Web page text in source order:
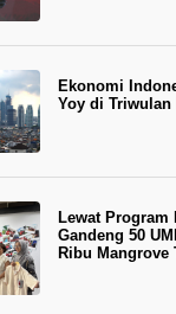
Ekonomi
Yoy di Triwulan
Lewat Program
Gandeng 50
Ribu Mangrove